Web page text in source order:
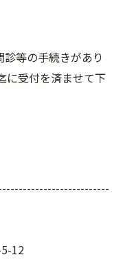
等の手続きがあり
に受付を済ませて下
12